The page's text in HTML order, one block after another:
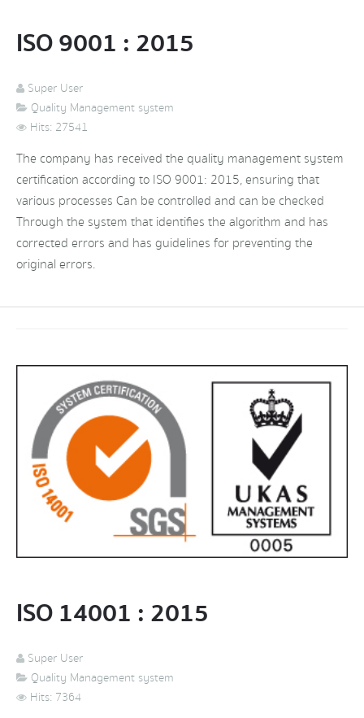
ISO 9001 : 2015
Super User
Quality Management system
Hits: 27541
The company has received the quality management system
certification according to ISO 9001: 2015, ensuring that
various processes Can be controlled and can be checked
Through the system that identifies the algorithm and has
corrected errors and has guidelines for preventing the
original errors.
ISO 14001 : 2015
Super User
Quality Management system
Hits: 7364